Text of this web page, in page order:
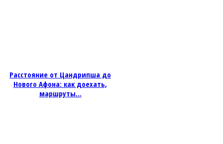
Расстояние от Цандрипша до
Нового Афона: как доехать,
маршруты...